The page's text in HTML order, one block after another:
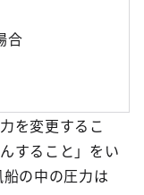
合
を変更するこ
すること」をい
の中の圧力は